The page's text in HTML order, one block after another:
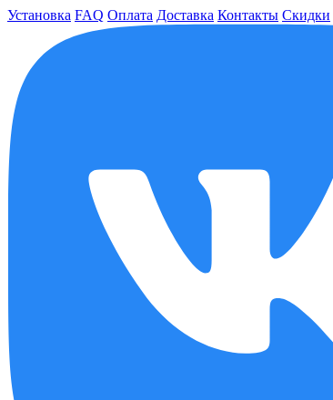
Установка FAQ Оплата Доставка Контакты Скидки